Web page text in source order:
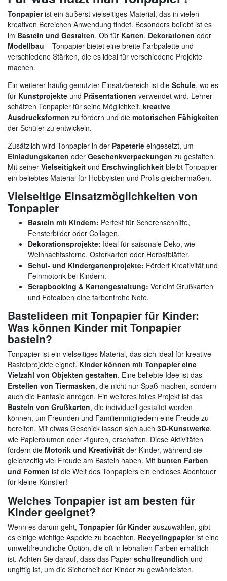
Tonpapierist ein äußerst vielseitiges Material, das in vielen
kreativen Bereichen Anwendung findet. Besonders beliebt ist es
im Basteln und Gestalten. Ob für Karten, Dekorationen oder
Modellbau – Tonpapier bietet eine breite Farbpalette und
verschiedene Stärken, die es ideal für verschiedene Projekte
machen.
Ein weiterer häufig genutzter Einsatzbereich ist die Schule, wo es
für Kunstprojekte und Präsentationen verwendet wird. Lehrer
schätzen Tonpapier für seine Möglichkeit, kreative
Ausdrucksformen zu fördern und die motorischen Fähigkeiten
der Schüler zu entwickeln.
Zusätzlich wird Tonpapier in der Papeterie eingesetzt, um
Einladungskarten oder Geschenkverpackungen zu gestalten.
Mit seiner Vielseitigkeit und Erschwinglichkeit bleibt Tonpapier
ein beliebtes Material für Hobbyisten und Profis gleichermaßen.
Vielseitige Einsatzmöglichkeiten von
Tonpapier
Basteln mit Kindern: Perfekt für Scherenschnitte,
Fensterbilder oder Collagen.
Dekorationsprojekte: Ideal für saisonale Deko, wie
Weihnachtssterne, Osterkarten oder Herbstblätter.
Schul- und Kindergartenprojekte: Fördert Kreativität und
Feinmotorik bei Kindern.
Scrapbooking & Kartengestaltung: Verleiht Grußkarten
und Fotoalben eine farbenfrohe Note.
Bastelideen mit Tonpapier für Kinder:
Was können Kinder mit Tonpapier
basteln?
Tonpapier ist ein vielseitiges Material, das sich ideal für kreative
Bastelprojekte eignet. Kinder können mit Tonpapier eine
Vielzahl von Objekten gestalten. Eine beliebte Idee ist das
Erstellen von Tiermasken, die nicht nur Spaß machen, sondern
auch die Fantasie anregen. Ein weiteres tolles Projekt ist das
Basteln von Grußkarten, die individuell gestaltet werden
können, um Freunden und Familienmitgliedern eine Freude zu
bereiten. Mit etwas Geschick lassen sich auch 3D-Kunstwerke,
wie Papierblumen oder -figuren, erschaffen. Diese Aktivitäten
fördern die Motorik und Kreativität der Kinder, während sie
gleichzeitig viel Freude am Basteln haben. Mit bunten Farben
und Formen ist die Welt des Tonpapiers ein endloses Abenteuer
für kleine Künstler!
Welches Tonpapier ist am besten für
Kinder geeignet?
Wenn es darum geht, Tonpapier für Kinderauszuwählen, gibt
es einige wichtige Aspekte zu beachten. Recyclingpapierist eine
umweltfreundliche Option, die oft in lebhaften Farben erhältlich
ist. Achten Sie darauf, dass das Papier schulfreundlich und
ungiftig ist, um die Sicherheit der Kinder zu gewährleisten.